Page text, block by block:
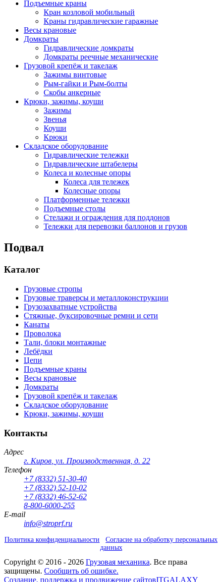
Подъемные краны
Кран козловой мобильный
Краны гидравлические гаражные
Весы крановые
Домкраты
Гидравлические домкраты
Домкраты реечные механические
Грузовой крепёж и такелаж
Зажимы винтовые
Рым-гайки и Рым-болты
Скобы анкерные
Крюки, зажимы, коуши
Зажимы
Звенья
Коуши
Крюки
Складское оборудование
Гидравлические тележки
Гидравлические штабелеры
Колеса и колесные опоры
Колеса для тележек
Колесные опоры
Платформенные тележки
Подъемные столы
Стелажи и ограждения для поддонов
Тележки для перевозки баллонов и грузов
Подвал
Каталог
Грузовые стропы
Грузовые траверсы и металлоконструкции
Грузозахватные устройства
Стяжные, буксировочные ремни и сети
Канаты
Проволока
Тали, блоки монтажные
Лебёдки
Цепи
Подъемные краны
Весы крановые
Домкраты
Грузовой крепёж и такелаж
Складское оборудование
Крюки, зажимы, коуши
Контакты
Адрес
г. Киров ул. Производственная, д. 22
Телефон
+7 (8332) 51-30-40
+7 (8332) 52-10-02
+7 (8332) 46-52-62
8-800-6000-255
E-mail
info@stroprf.ru
Политика конфиденциальности
Согласие на обработку персональных
данных
Copyright © 2016 - 2026 Грузовая механика. Все права
защищены. Сообщить об ошибке.
Создание, поддержка и продвижение сайтовITGALAXY